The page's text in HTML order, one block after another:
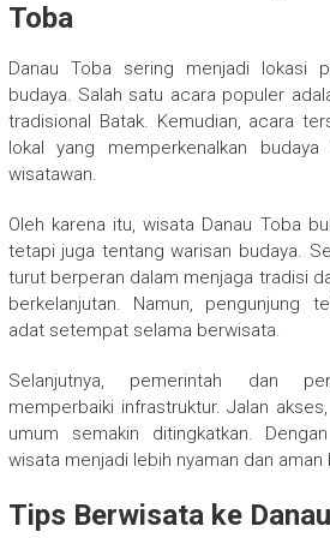
Toba
Danau Toba sering menjadi lokasi
budaya. Salah satu acara populer
tradisional Batak. Kemudian, acara
lokal yang memperkenalkan
wisatawan.
Oleh karena itu, wisata Danau Toba
tetapi juga tentang warisan budaya.
turut berperan dalam menjaga tradisi
berkelanjutan. Namun, pengunjung
adat setempat selama berwisata.
Selanjutnya, pemerintah dan
memperbaiki infrastruktur. Jalan
umum semakin ditingkatkan.
wisata menjadi lebih nyaman dan
Tips Berwisata ke